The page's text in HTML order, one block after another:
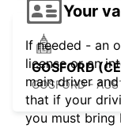
GOSFORD
GOSFORD -
Your
If needed - an
license or an
main driver
that if your
you must bring